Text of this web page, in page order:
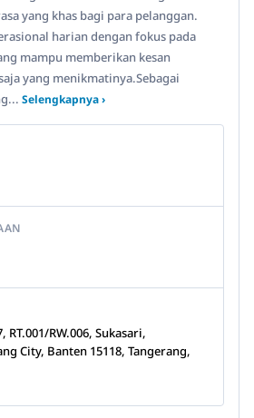
yang khas bagi para pelanggan.
harian dengan fokus pada
mampu memberikan kesan
yang menikmatinya.Sebagai
Selengkapnya ›
RT.001/RW.006, Sukasari,
City, Banten 15118, Tangerang,